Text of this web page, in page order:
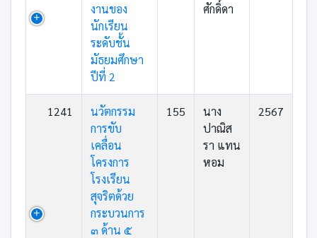
งานของ
นักเรียน
ระดับชั้น
มัธยมศึกษา
ปีที่ 2
ศักดิ์ดา
1241
นวัตกรรม
การขับ
เคลื่อน
โครงการ
โรงเรียน
สุจริตด้วย
กระบวนการ
๓ ด้าน ๕
155
นาง
ปาณิส
รา แทน
หอม
2567